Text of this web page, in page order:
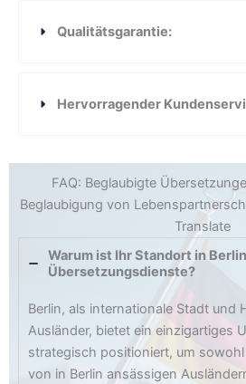
Qualitätsgarantie:
Hervorragender
FAQ: Beglaubigte
Beglaubigung von
Translate
Warum ist Ihr Standort in
Übersetzungsdienste?
Berlin, als internationale Stadt und
Ausländer, bietet ein einzigartiges
strategisch positioniert, um
von in Berlin ansässigen